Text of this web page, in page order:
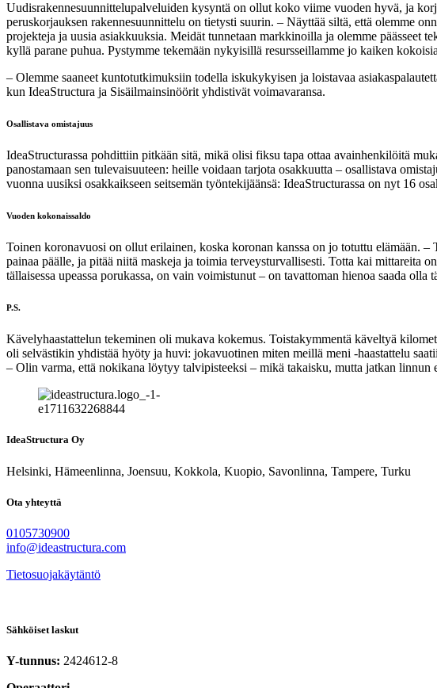
Uudisrakennesuunnittelupalveluiden kysyntä on ollut koko viime vuoden hyvä, ja
peruskorjauksen rakennesuunnittelu on tietysti suurin. – Näyttää siltä, että olemme
projekteja ja uusia asiakkuuksia. Meidät tunnetaan markkinoilla ja olemme päässeet
kyllä parane puhua. Pystymme tekemään nykyisillä resursseillamme jo kaiken
– Olemme saaneet kuntotutkimuksiin todella iskukykyisen ja loistavaa
kun IdeaStructura ja Sisäilmainsinöörit yhdistivät voimavaransa.
Osallistava omistajuus
IdeaStructurassa pohdittiin pitkään sitä, mikä olisi fiksu tapa ottaa avainhenkilöitä
panostamaan sen tulevaisuuteen: heille voidaan tarjota osakkuutta – osallistava
vuonna uusiksi osakkaikseen seitsemän työntekijäänsä: IdeaStructurassa on nyt 16
Vuoden kokonaissaldo
Toinen koronavuosi on ollut erilainen, koska koronan kanssa on jo totuttu elämään.
painaa päälle, ja pitää niitä maskeja ja toimia terveysturvallisesti. Totta kai mittareita
tällaisessa upeassa porukassa, on vain voimistunut – on tavattoman hienoa saada olla
P.S.
Kävelyhaastattelun tekeminen oli mukava kokemus. Toistakymmentä käveltyä
oli selvästikin yhdistää hyöty ja huvi: jokavuotinen miten meillä meni -haastattelu
– Olin varma, että nokikana löytyy talvipisteeksi – mikä takaisku, mutta jatkan linnun
IdeaStructura Oy
Helsinki, Hämeenlinna, Joensuu, Kokkola, Kuopio, Savonlinna, Tampere, Turku
Ota yhteyttä
0105730900
info@ideastructura.com
Tietosuojakäytäntö
Sähköiset laskut
Y-tunnus: 2424612-8